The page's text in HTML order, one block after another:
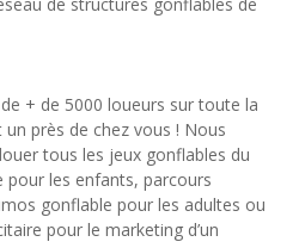
de structures gonflables de
+ de 5000 loueurs sur toute la
près de chez vous ! Nous
tous les jeux gonflables du
pour les enfants, parcours
gonflable pour les adultes ou
pour le marketing d’un